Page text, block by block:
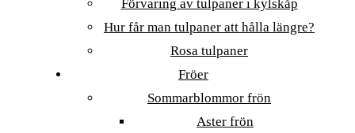
Förvaring av tulpaner i kylskåp
Hur får man tulpaner att hålla längre?
Rosa tulpaner
Fröer
Sommarblommor frön
Aster frön